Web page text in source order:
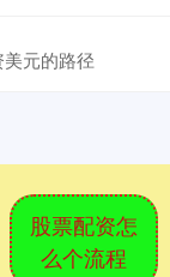
元的路径
股票配资怎
么个流程